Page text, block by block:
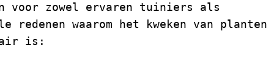
voor zowel ervaren tuiniers als
waarom het kweken van planten
is: